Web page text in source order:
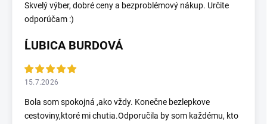
Skvelý výber, dobré ceny a bezproblémový nákup. Určite
odporúčam :)
ĹUBICA BURDOVÁ
15.7.2026
Bola som spokojná ,ako vždy. Konečne bezlepkove
cestoviny,ktoré mi chutia.Odporučila by som každému, kto